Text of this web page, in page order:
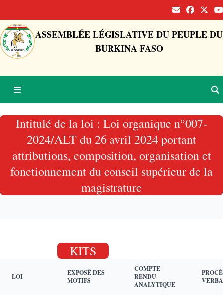
ASSEMBLÉE LÉGISLATIVE DU PEUPLE DU
BURKINA FASO
Intitulé de la loi : Loi organique n°007-
2024/ALT du 26 avril 2024 portant
attributions, composition, organisation et
fonctionnement du conseil supérieur de la
magistrature
KITS
LOI
EXPOSÉ DES
MOTIFS
COMPTE
RENDU
ANALYTIQUE